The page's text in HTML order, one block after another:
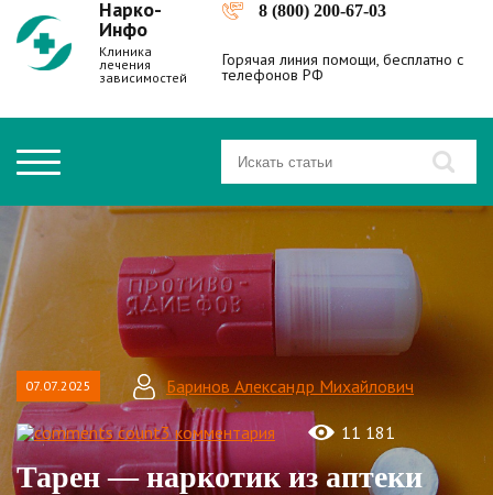
Нарко-
Инфо
Клиника
лечения
зависимостей
8 (800) 200-67-03
Горячая линия помощи, бесплатно с
телефонов РФ
07.07.2025 Баринов Александр Михайлович
3 комментария 11 181
Тарен — наркотик из аптеки